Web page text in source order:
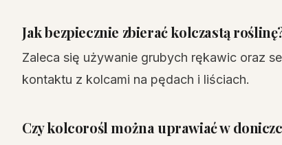
Jak bezpiecznie zbierać kolczastą
Zaleca się używanie grubych rękawic oraz
kontaktu z kolcami na pędach i liściach.
Czy kolcorośl można uprawiać w